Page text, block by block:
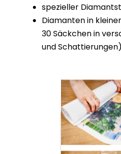
spezieller
Diamanten in
30 Säckchen in
und Schattierungen)